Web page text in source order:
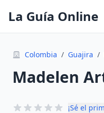
La Guía Online
Colombia / Guajira /
Madelen
¡Sé el